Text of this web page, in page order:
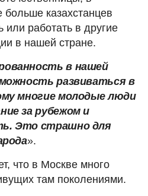
казахстанцев
или работать в другие
в нашей стране.
в нашей
развиваться в
многие молодые люди
за рубежом и
Это страшно для
».
что в Москве много
там поколениями.